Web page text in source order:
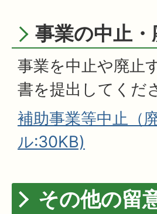
事業の中止
事業を中止や廃止
書を提出してくだ
補助事業等中止（
ル:30KB)
その他の留